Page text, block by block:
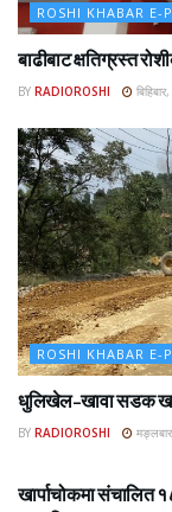
ROSHI KHABAR E-
बाढीबाट क्षतिग्रस्त
BY RADIOROSHI
ROSHI KHABAR E-
धुलिखेल–खावा सडक
BY RADIOROSHI
खार्पाचोकमा संचालित